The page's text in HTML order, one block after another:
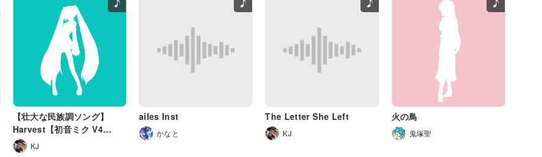
【壮大な民族調ソング】
Harvest【初音ミク V4
English】
KJ
ailes Inst
かなと
The Letter She Left
KJ
火の鳥
鬼塚聖